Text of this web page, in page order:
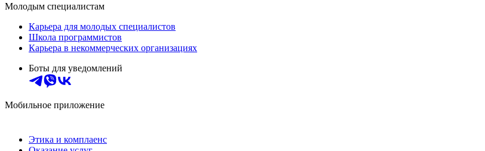
Молодым специалистам
Карьера для молодых специалистов
Школа программистов
Карьера в некоммерческих организациях
Боты для уведомлений
Мобильное приложение
Этика и комплаенс